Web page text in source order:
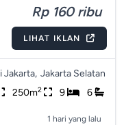
Rp 160 ribu
LIHAT IKLAN
Jakarta, Jakarta Selatan
250m2 9 6
1 hari yang lalu